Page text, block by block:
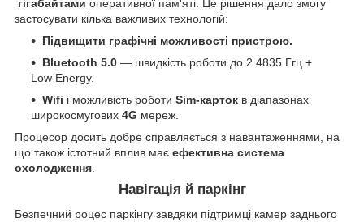
гігабайтами оперативної пам'яті. Це рішення дало змогу
застосувати кілька важливих технологій:
Підвищити графічні можливості пристрою.
Bluetooth 5.0 — швидкість роботи до 2.4835 Ггц +
Low Energy.
Wifi і можливість роботи Sim-карток в діапазонах
широкосмугових 4G мереж.
Процесор досить добре справляється з навантаженнями, на
що також істотний вплив має ефективна система
охолодження.
Навігація й паркінг
Безпечний роцес паркінгу завдяки підтримці камер заднього